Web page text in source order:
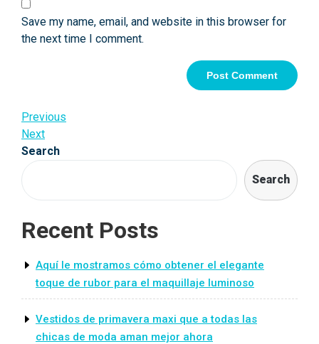
Save my name, email, and website in this browser for
the next time I comment.
Post
navigation
Previous
Post
Previous
Next
Post
Next
Search
Search
Recent Posts
Aquí le mostramos cómo obtener el elegante
toque de rubor para el maquillaje luminoso
Vestidos de primavera maxi que a todas las
chicas de moda aman mejor ahora